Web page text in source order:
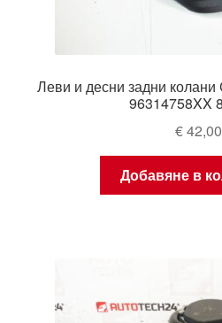
Леви и десни задни
96314758XX
€42,00
Добавяне в